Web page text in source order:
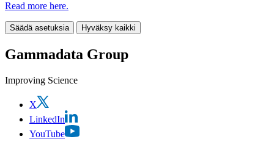
Read more here.
Säädä asetuksia Hyväksy kaikki
Gammadata Group
Improving Science
X
LinkedIn
YouTube